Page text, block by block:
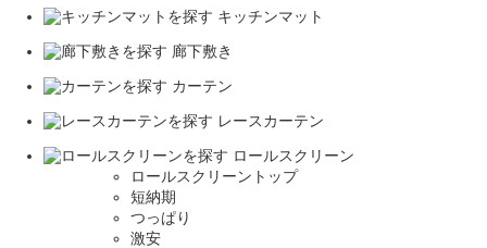
キッチンマット
廊下敷き
カーテン
レースカーテン
ロールスクリーン
ロールスクリーントップ
短納期
つっぱり
激安